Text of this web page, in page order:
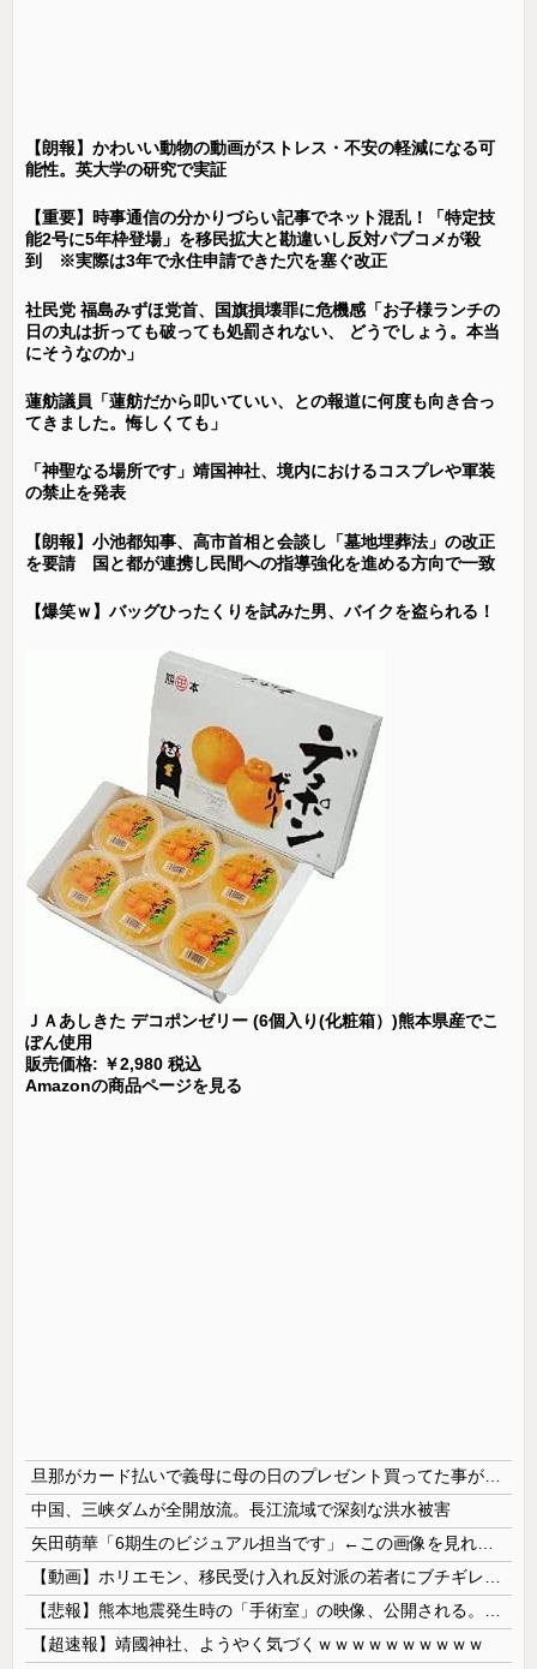
【朗報】かわいい動物の動画がストレス・不安の軽減になる可
能性。英大学の研究で実証
【重要】時事通信の分かりづらい記事でネット混乱！「特定技
能2号に5年枠登場」を移民拡大と勘違いし反対パブコメが殺
到 ※実際は3年で永住申請できた穴を塞ぐ改正
社民党 福島みずほ党首、国旗損壊罪に危機感「お子様ランチの
日の丸は折っても破っても処罰されない、 どうでしょう。本当
にそうなのか」
蓮舫議員「蓮舫だから叩いていい、との報道に何度も向き合っ
てきました。悔しくても」
「神聖なる場所です」靖国神社、境内におけるコスプレや軍装
の禁止を発表
【朗報】小池都知事、高市首相と会談し「墓地埋葬法」の改正
を要請 国と都が連携し民間への指導強化を進める方向で一致
【爆笑ｗ】バッグひったくりを試みた男、バイクを盗られる！
ＪＡあしきた デコポンゼリー (6個入り(化粧箱）)熊本県産でこ
ぽん使用
販売価格: ￥2,980 税込
Amazonの商品ページを見る
中国、三峡ダムが全開放流。長江流域で深刻な洪水被害
【超速報】靖國神社、ようやく気づくｗｗｗｗｗｗｗｗｗｗ